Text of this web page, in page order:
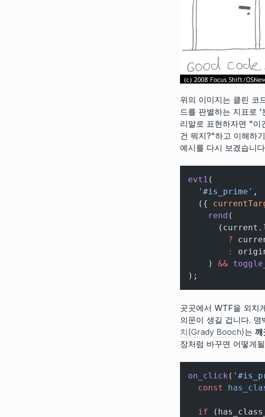
위의 이미지는 클린 코
드를 판별하는 지표로
리말로 표현하자면 "이
건 뭐지?"하고 이해하
예시를 다시 보겠습니
evt1 (
  '#is_prime'
,
  ({
    rend
(
        ?
        :
    )
&&
);
곳곳에서 WTF을 외치
의문이 생길 겁니다.
치(Grady Booch)는 깨
장처럼 바꾸면 어떻게
on_click (
  const
  if